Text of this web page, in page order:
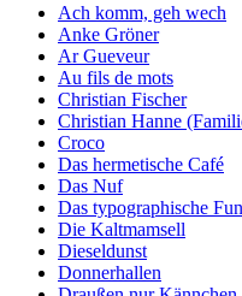
Ach komm, geh wech
Anke Gröner
Ar Gueveur
Au fils de mots
Christian Fischer
Christian Hanne
Croco
Das hermetische Café
Das Nuf
Das typographische
Die Kaltmamsell
Dieseldunst
Donnerhallen